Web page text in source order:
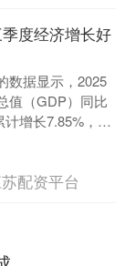
度经济增长好
数据显示，2025
值（GDP）同比
增长7.85%，增
最快水平。在....
配资平台